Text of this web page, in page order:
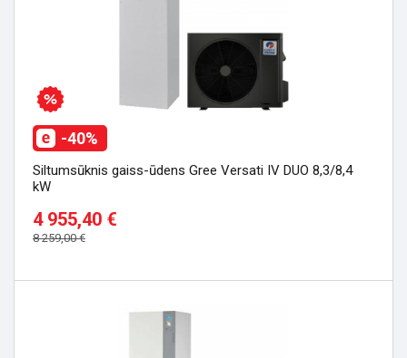
Siltumsūknis gaiss-ūdens Gree Versati IV DUO 8,3/8,4
kW
4 955,40 €
8 259,00 €
-40%